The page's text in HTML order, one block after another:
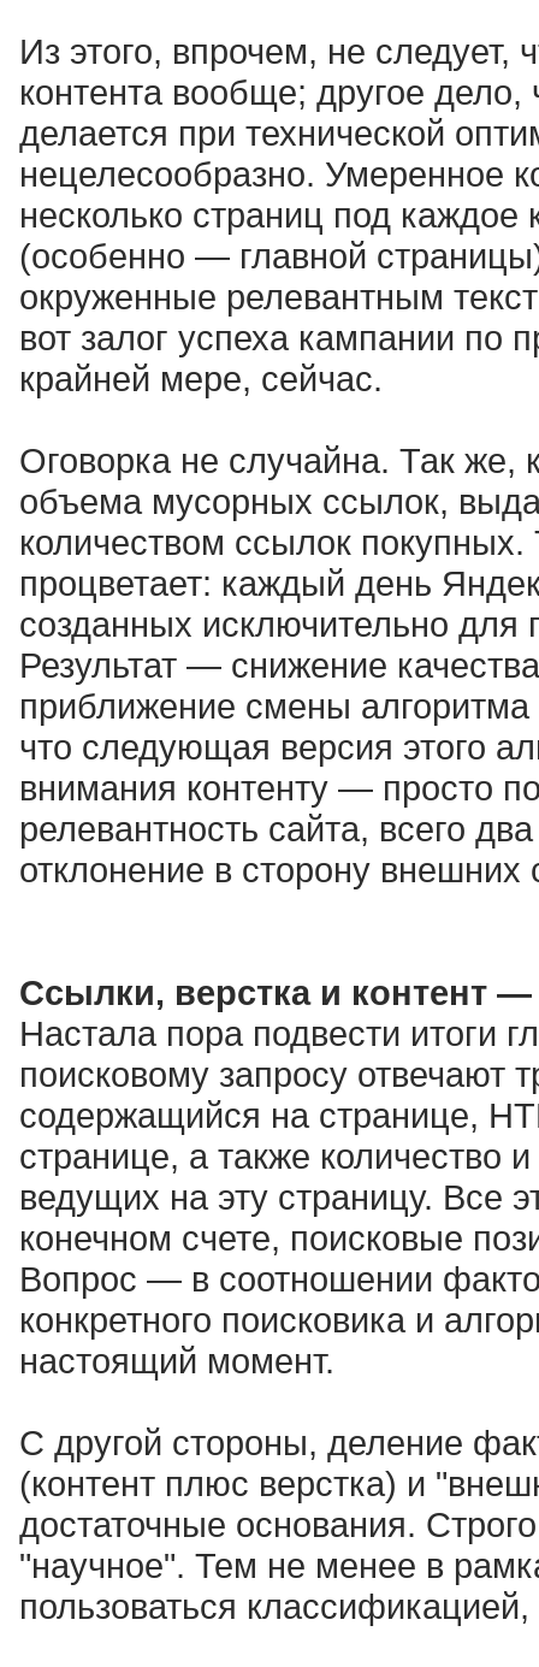
Из этого, впрочем, не следует,
контента вообще; другое дело,
делается при технической
нецелесообразно. Умеренное
несколько страниц под каждое
(особенно — главной
окруженные релевантным
вот залог успеха кампании по
крайней мере, сейчас.
Оговорка не случайна. Так же,
объема мусорных ссылок,
количеством ссылок
процветает: каждый день
созданных исключительно для
Результат — снижение
приближение смены
что следующая версия этого
внимания контенту — просто
релевантность сайта, всего
отклонение в сторону
Ссылки, верстка и контент —
Настала пора подвести итоги
поисковому запросу отвечают
содержащийся на странице,
странице, а также количество
ведущих на эту страницу. Все
конечном счете, поисковые
Вопрос — в соотношении
конкретного поисковика и
настоящий момент.
С другой стороны, деление
(контент плюс верстка) и
достаточные основания.
"научное". Тем не менее в
пользоваться